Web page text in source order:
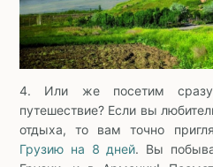
4. Или же посетим
путешествие? Если вы
отдыха, то вам точно
Грузию на 8 дней. Вы